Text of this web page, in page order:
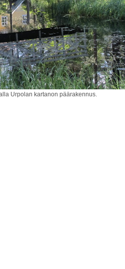
Urpolan kartanon päärakennus.